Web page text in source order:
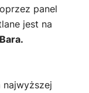
panel
jest na
najwyższej